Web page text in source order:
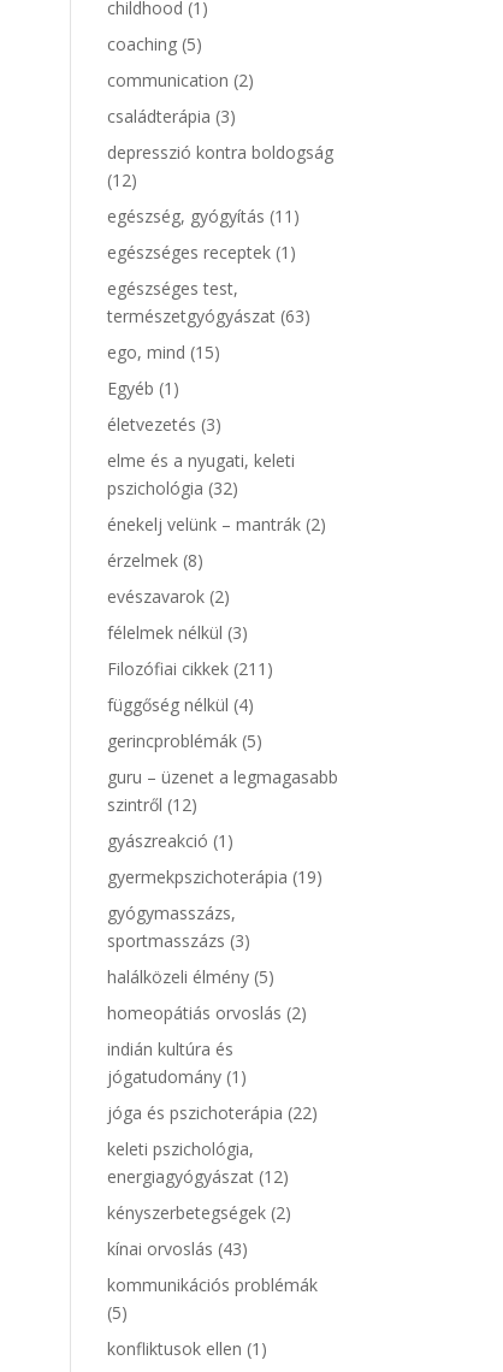
childhood (1)
coaching (5)
communication (2)
családterápia (3)
depresszió kontra boldogság
(12)
egészség, gyógyítás (11)
egészséges receptek (1)
egészséges test,
természetgyógyászat (63)
ego, mind (15)
Egyéb (1)
életvezetés (3)
elme és a nyugati, keleti
pszichológia (32)
énekelj velünk – mantrák (2)
érzelmek (8)
evészavarok (2)
félelmek nélkül (3)
Filozófiai cikkek (211)
függőség nélkül (4)
gerincproblémák (5)
guru – üzenet a legmagasabb
szintről (12)
gyászreakció (1)
gyermekpszichoterápia (19)
gyógymasszázs,
sportmasszázs (3)
halálközeli élmény (5)
homeopátiás orvoslás (2)
indián kultúra és
jógatudomány (1)
jóga és pszichoterápia (22)
keleti pszichológia,
energiagyógyászat (12)
kényszerbetegségek (2)
kínai orvoslás (43)
kommunikációs problémák
(5)
konfliktusok ellen (1)